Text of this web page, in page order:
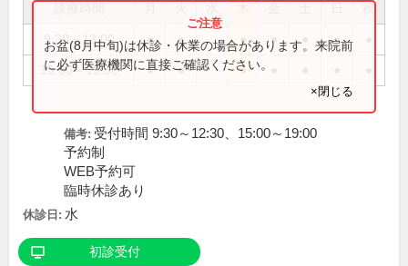
祝
9:30～13:00 ● ● ● ● ●
15:00～19:30 ● ● ●
お盆(8月中旬)は休診・休業の場合があります。来院前
に必ず医療機関に直接ご確認ください。
×閉じる
備考: 受付時間 9:30～12:30、15:00～19:00
予約制
WEB予約可
臨時休診あり
休診日: 水
初診受付